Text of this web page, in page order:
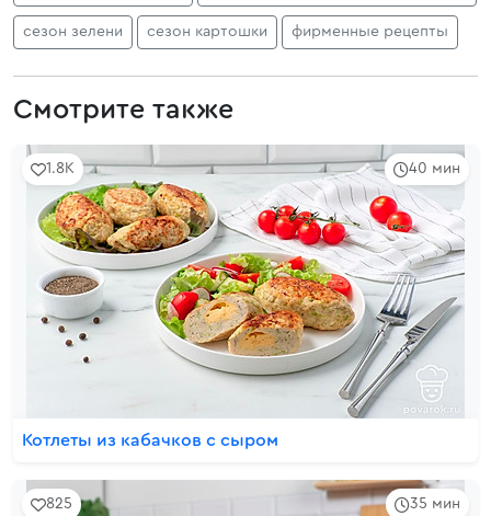
сезон зелени сезон картошки фирменные рецепты
Смотрите также
40 мин
1.8K
Котлеты из кабачков с сыром
35 мин
825